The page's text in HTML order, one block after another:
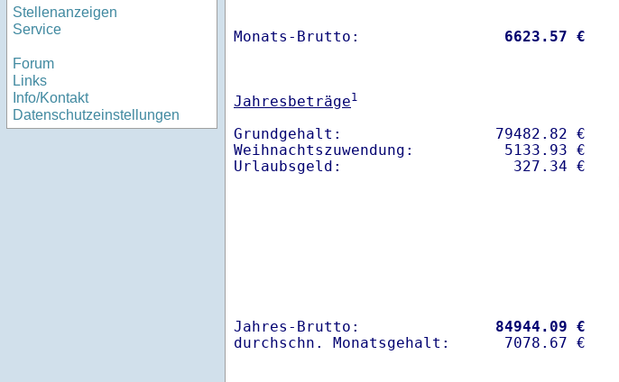
Stellenanzeigen
Service
Forum
Links
Info/Kontakt
Datenschutzeinstellungen
Monats-Brutto: 6623.57 €
Jahresbeträge1
Grundgehalt:                 79482.82 €
Weihnachtszuwendung:          5133.93 €
Jahres-Brutto: 84944.09 €